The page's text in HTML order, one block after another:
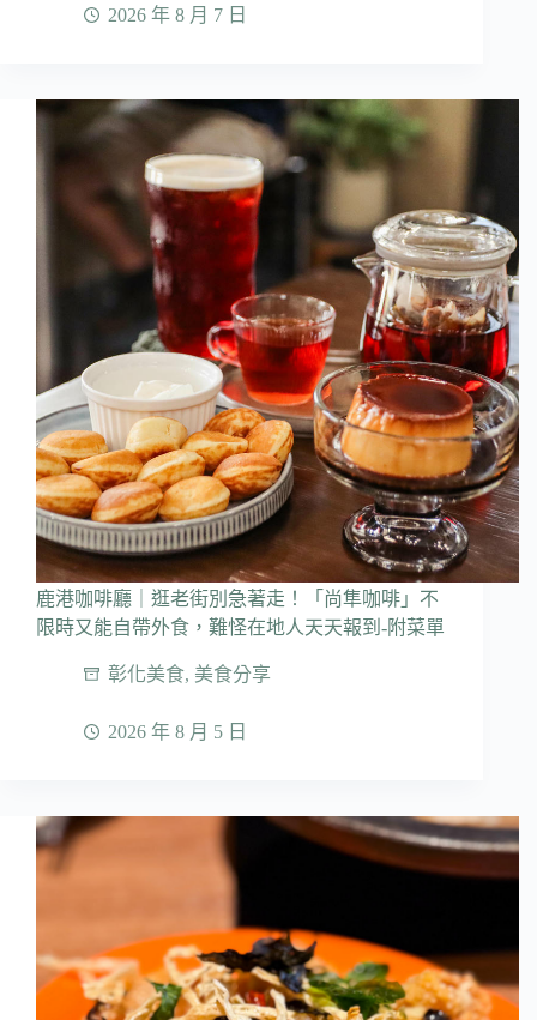
2026 年 8 月 7 日
鹿港咖啡廳｜逛老街別急著走！「尚隼咖啡」不
限時又能自帶外食，難怪在地人天天報到-附菜單
彰化美食, 美食分享
2026 年 8 月 5 日